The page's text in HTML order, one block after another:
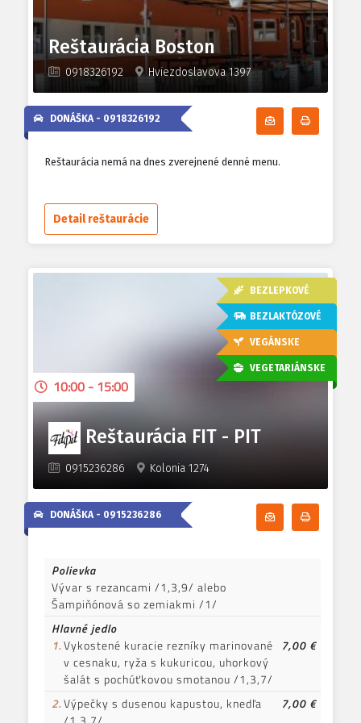
Reštaurácia Boston
0918326192 Hviezdoslavova 1397
Odoberať
DONÁŠKA - 0918326192
Reštaurácia nemá na dnes zverejnené denné menu.
Detail reštaurácie
BEZLEPKOVÉ
BEZLAKTÓZOVÉ
VEGÁNSKE
VEGETARIÁNSKE
Reštaurácia FIT - PIT
0915236286 Kolonia 1274
Odoberať
DONÁŠKA - 0915236286
10:00 - 15:00
Polievka
Vývar s rezancami /1,3,9/ alebo
Šampiňónová so zemiakmi /1/
Hlavné jedlo
1.Vykostené kuracie rezníky marinované
v cesnaku, ryža s kukuricou, uhorkový
šalát s pochúťkovou smotanou /1,3,7/
7,00 €
2.Výpečky s dusenou kapustou, knedľa
7,00 €